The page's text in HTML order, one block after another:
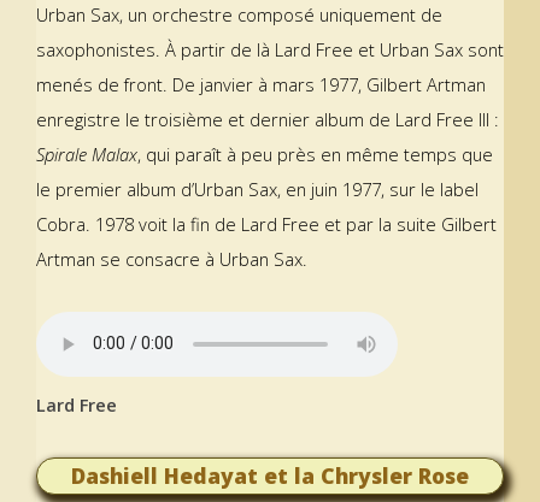
Urban Sax, un orchestre composé uniquement de
saxophonistes. À partir de là Lard Free et Urban Sax sont
menés de front. De janvier à mars 1977, Gilbert Artman
enregistre le troisième et dernier album de Lard Free III :
Spirale Malax, qui paraît à peu près en même temps que
le premier album d’Urban Sax, en juin 1977, sur le label
Cobra. 1978 voit la fin de Lard Free et par la suite Gilbert
Artman se consacre à Urban Sax.
Lard Free
Dashiell Hedayat et la Chrysler Rose